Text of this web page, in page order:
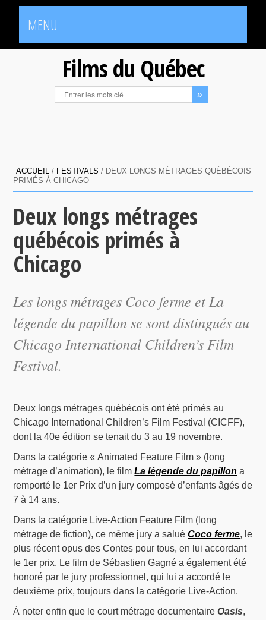
MENU
Films du Québec
ACCUEIL / FESTIVALS / DEUX LONGS MÉTRAGES QUÉBÉCOIS
PRIMÉS À CHICAGO
Deux longs métrages
québécois primés à
Chicago
Les longs métrages Coco ferme et La
légende du papillon se sont distingués au
Chicago International Children’s Film
Festival.
Deux longs métrages québécois ont été primés au
Chicago International Children’s Film Festival (CICFF),
dont la 40e édition se tenait du 3 au 19 novembre.
Dans la catégorie « Animated Feature Film » (long
métrage d’animation), le filmLa légende du papillon a
remporté le 1er Prix d’un jury composé d’enfants âgés de
7 à 14 ans.
Dans la catégorie Live-Action Feature Film (long
métrage de fiction), ce même jury a saluéCoco ferme, le
plus récent opus des Contes pour tous, en lui accordant
le 1er prix. Le film de Sébastien Gagné a également été
honoré par le jury professionnel, qui lui a accordé le
deuxième prix, toujours dans la catégorie Live-Action.
À noter enfin que le court métrage documentaireOasis,